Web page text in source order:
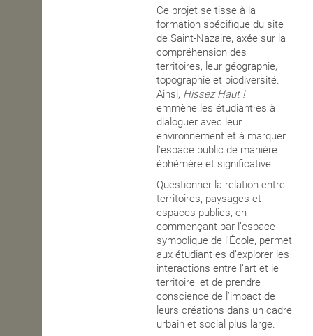
Ce projet se tisse à la
formation spécifique du site
de Saint-Nazaire, axée sur la
compréhension des
territoires, leur géographie,
topographie et biodiversité.
Ainsi, Hissez Haut !
emmène les étudiant·es à
dialoguer avec leur
environnement et à marquer
l’espace public de manière
éphémère et significative.
Questionner la relation entre
territoires, paysages et
espaces publics, en
commençant par l’espace
symbolique de l'École, permet
aux étudiant·es d’explorer les
interactions entre l’art et le
territoire, et de prendre
conscience de l’impact de
leurs créations dans un cadre
urbain et social plus large.